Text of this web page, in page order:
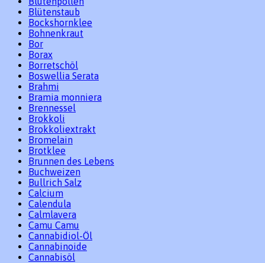
Blütenstaub
Bockshornklee
Bohnenkraut
Bor
Borax
Borretschöl
Boswellia Serata
Brahmi
Bramia monniera
Brennessel
Brokkoli
Brokkoliextrakt
Bromelain
Brotklee
Brunnen des Lebens
Buchweizen
Bullrich Salz
Calcium
Calendula
Calmlavera
Camu Camu
Cannabidiol-Öl
Cannabinoide
Cannabisöl